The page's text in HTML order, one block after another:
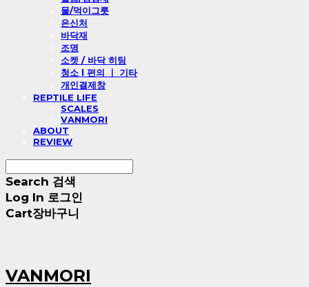
물/먹이그릇
은신처
바닥재
조명
소켓 / 바닥 히팅
청소 l 편의 ㅣ 기타
개인결제창
REPTILE LIFE
SCALES
VANMORI
ABOUT
REVIEW
Search 검색
Log In 로그인
Cart장바구니
VANMORI